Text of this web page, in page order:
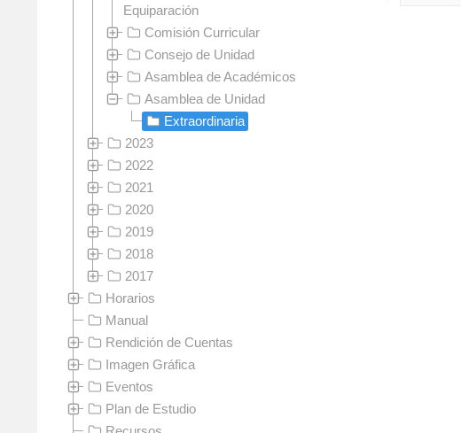
Equiparación
Comisión Curricular
Consejo de Unidad
Asamblea de Académicos
Asamblea de Unidad
Extraordinaria
2023
2022
2021
2020
2019
2018
2017
Horarios
Manual
Rendición de Cuentas
Imagen Gráfica
Eventos
Plan de Estudio